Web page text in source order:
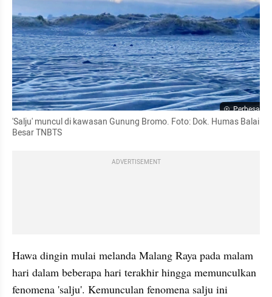
Perbesar
'Salju' muncul di kawasan Gunung Bromo. Foto: Dok. Humas Balai
Besar TNBTS
ADVERTISEMENT
Hawa dingin mulai melanda Malang Raya pada malam
hari dalam beberapa hari terakhir hingga memunculkan
fenomena 'salju'. Kemunculan fenomena salju ini